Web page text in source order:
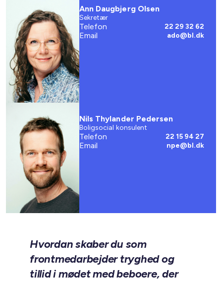
Hvordan skaber du som
frontmedarbejder tryghed og
tillid i mødet med beboere, der
Ann Daugbjerg Olsen
Sekretær
Telefon 22 29 32 62
Email ado@bl.dk
Nils Thylander Pedersen
Boligsocial konsulent
Telefon 22 15 94 27
Email npe@bl.dk